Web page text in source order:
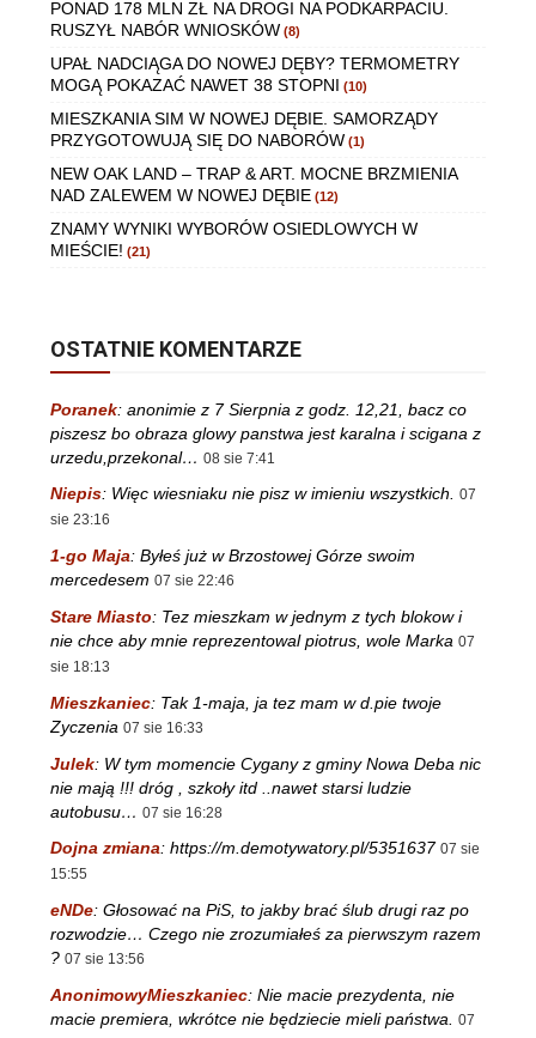
PONAD 178 MLN ZŁ NA DROGI NA PODKARPACIU.
RUSZYŁ NABÓR WNIOSKÓW (8)
UPAŁ NADCIĄGA DO NOWEJ DĘBY? TERMOMETRY
MOGĄ POKAZAĆ NAWET 38 STOPNI (10)
MIESZKANIA SIM W NOWEJ DĘBIE. SAMORZĄDY
PRZYGOTOWUJĄ SIĘ DO NABORÓW (1)
NEW OAK LAND – TRAP & ART. MOCNE BRZMIENIA
NAD ZALEWEM W NOWEJ DĘBIE (12)
ZNAMY WYNIKI WYBORÓW OSIEDLOWYCH W
MIEŚCIE! (21)
OSTATNIE KOMENTARZE
Poranek: anonimie z 7 Sierpnia z godz. 12,21, bacz co
piszesz bo obraza glowy panstwa jest karalna i scigana z
urzedu,przekonal… 08 sie 7:41
Niepis: Więc wiesniaku nie pisz w imieniu wszystkich. 07
sie 23:16
1-go Maja: Byłeś już w Brzostowej Górze swoim
mercedesem 07 sie 22:46
Stare Miasto: Tez mieszkam w jednym z tych blokow i
nie chce aby mnie reprezentowal piotrus, wole Marka 07
sie 18:13
Mieszkaniec: Tak 1-maja, ja tez mam w d.pie twoje
Zyczenia 07 sie 16:33
Julek: W tym momencie Cygany z gminy Nowa Deba nic
nie mają !!! dróg , szkoły itd ..nawet starsi ludzie
autobusu… 07 sie 16:28
Dojna zmiana: https://m.demotywatory.pl/5351637 07 sie
15:55
eNDe: Głosować na PiS, to jakby brać ślub drugi raz po
rozwodzie… Czego nie zrozumiałeś za pierwszym razem
? 07 sie 13:56
AnonimowyMieszkaniec: Nie macie prezydenta, nie
macie premiera, wkrótce nie będziecie mieli państwa.
07